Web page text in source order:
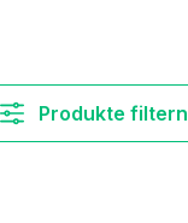
Produkte filtern